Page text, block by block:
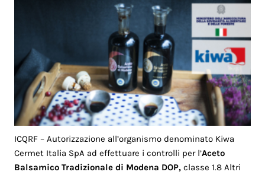
ICQRF – Autorizzazione all’organismo denominato Kiwa
Cermet Italia SpA ad effettuare i controlli per l’Aceto
Balsamico Tradizionale di Modena DOP, classe 1.8 Altri